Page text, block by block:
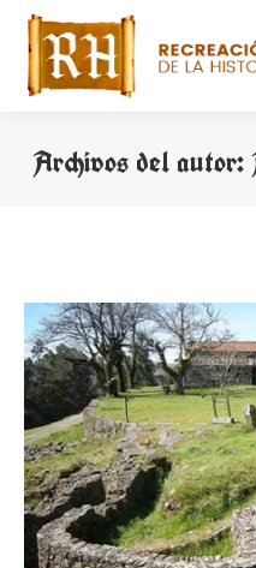
Archivos del autor: